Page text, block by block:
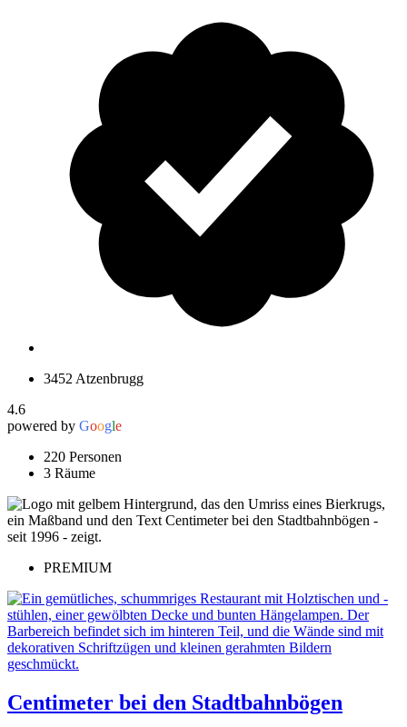
3452 Atzenbrugg
4.6
powered by Google
220 Personen
3 Räume
PREMIUM
Centimeter bei den Stadtbahnbögen